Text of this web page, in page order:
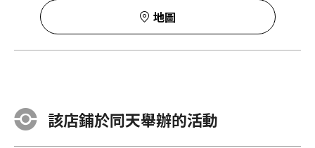
地圖
該店鋪於同天舉辦的活動